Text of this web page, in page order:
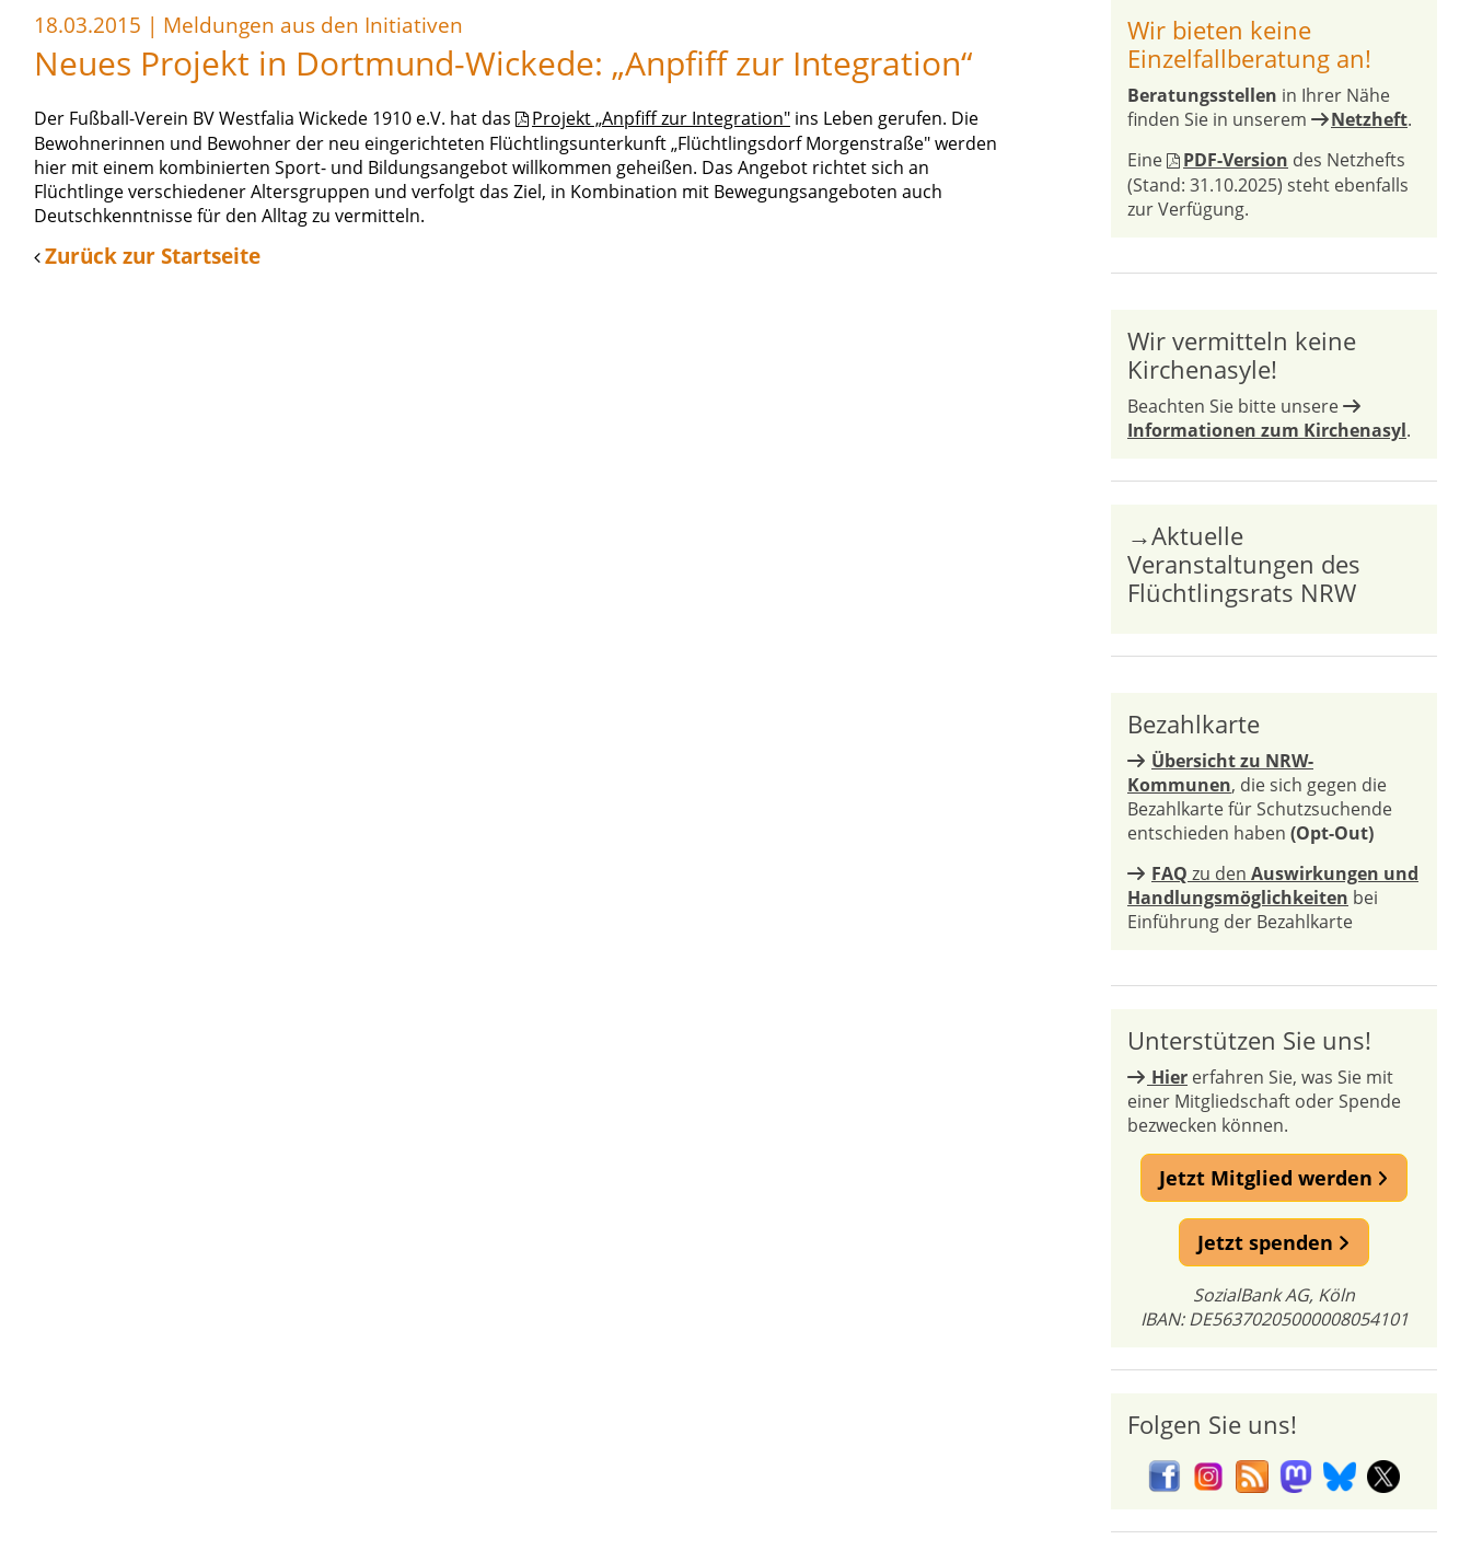
18.03.2015 | Meldungen aus den Initiativen
Neues Projekt in Dortmund-Wickede: „Anpfiff zur Integration“
Der Fußball-Verein BV Westfalia Wickede 1910 e.V. hat das Projekt „Anpfiff zur Integration" ins Leben gerufen. Die
Bewohnerinnen und Bewohner der neu eingerichteten Flüchtlingsunterkunft „Flüchtlingsdorf Morgenstraße" werden
hier mit einem kombinierten Sport- und Bildungsangebot willkommen geheißen. Das Angebot richtet sich an
Flüchtlinge verschiedener Altersgruppen und verfolgt das Ziel, in Kombination mit Bewegungsangeboten auch
Deutschkenntnisse für den Alltag zu vermitteln.
Zurück zur Startseite
Wir bieten keine
Einzelfallberatung an!
Beratungsstellen in Ihrer Nähe
finden Sie in unserem
Netzheft.
Eine
PDF-Version des Netzhefts
(Stand: 31.10.2025) steht ebenfalls
zur Verfügung.
Wir vermitteln keine
Kirchenasyle!
Beachten Sie bitte unsere
Informationen zum Kirchenasyl.
→Aktuelle
Veranstaltungen des
Flüchtlingsrats NRW
Bezahlkarte
Übersicht zu NRW-
Kommunen, die sich gegen die
Bezahlkarte für Schutzsuchende
entschieden haben (Opt-Out)
FAQ zu den Auswirkungen und
Handlungsmöglichkeiten bei
Einführung der Bezahlkarte
Unterstützen Sie uns!
Hier erfahren Sie, was Sie mit
einer Mitgliedschaft oder Spende
bezwecken können.
Jetzt Mitglied werden
Jetzt spenden
SozialBank AG, Köln
IBAN: DE56370205000008054101
Folgen Sie uns!